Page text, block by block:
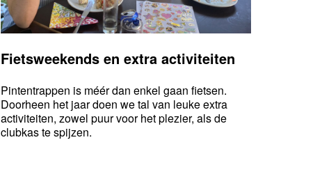
Fietsweekends en extra activiteiten
Pintentrappen is méér dan enkel gaan fietsen.
Doorheen het jaar doen we tal van leuke extra
activiteiten, zowel puur voor het plezier, als de
clubkas te spijzen.